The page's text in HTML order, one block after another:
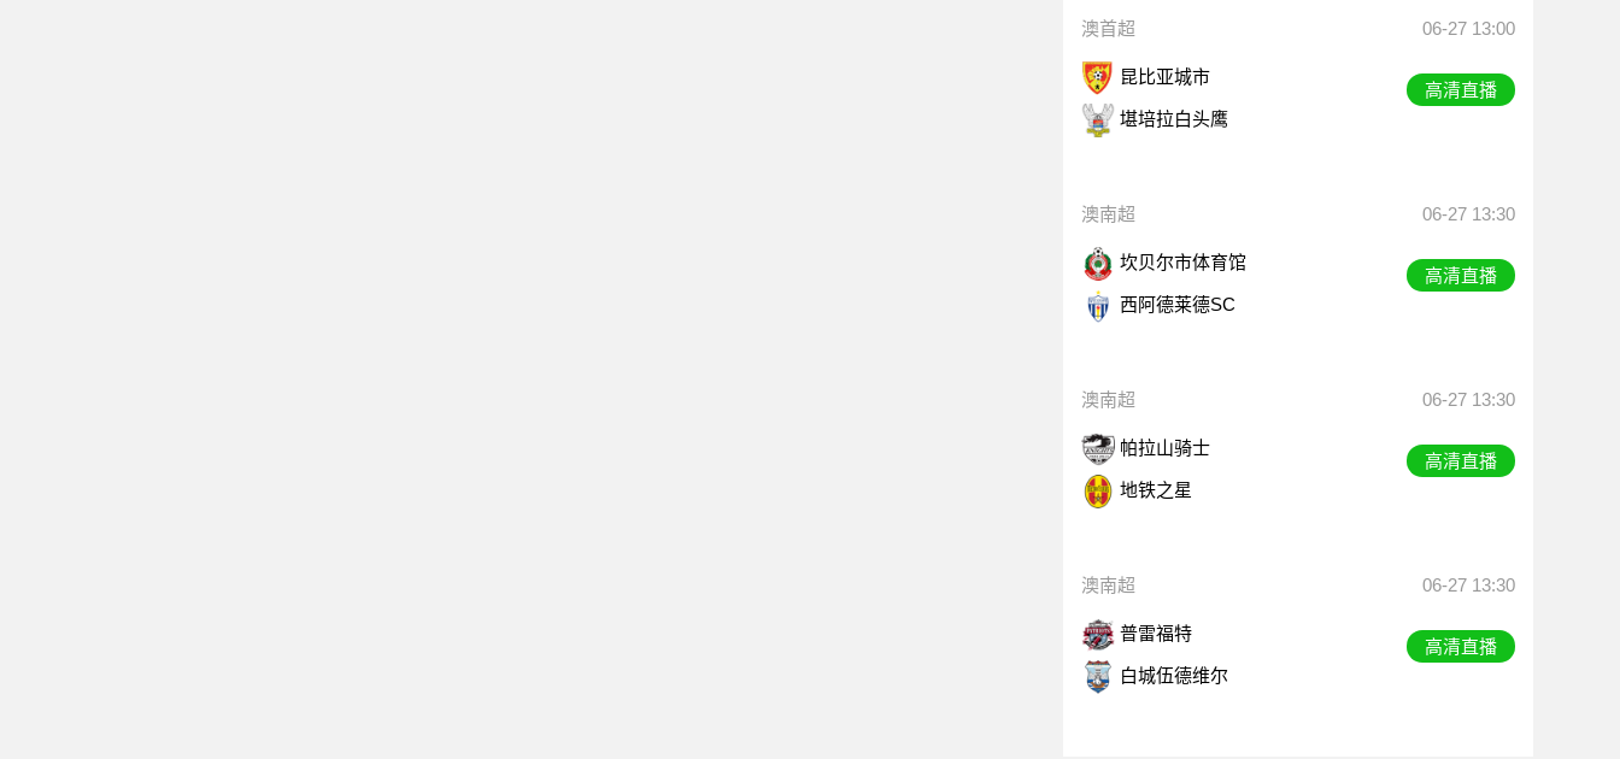
澳首超 06-27 13:00
昆比亚城市
堪培拉白头鹰
高清直播
澳南超 06-27 13:30
坎贝尔市体育馆
西阿德莱德SC
高清直播
澳南超 06-27 13:30
帕拉山骑士
地铁之星
高清直播
澳南超 06-27 13:30
普雷福特
白城伍德维尔
高清直播